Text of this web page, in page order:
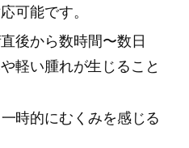
可能です。
後から数時間〜数日
軽い腫れが生じること
時的にむくみを感じる